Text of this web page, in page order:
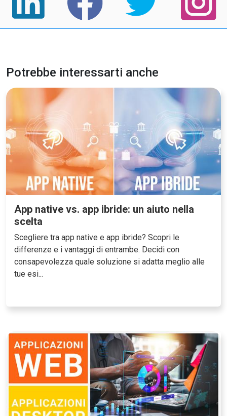
Potrebbe interessarti anche
App native vs. app ibride: un aiuto nella
scelta
Scegliere tra app native e app ibride? Scopri le
differenze e i vantaggi di entrambe. Decidi con
consapevolezza quale soluzione si adatta meglio alle
tue esi...